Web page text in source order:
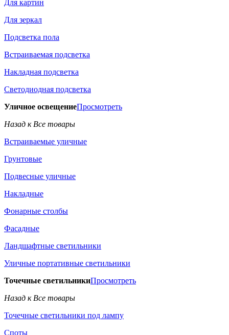
Для картин
Для зеркал
Подсветка пола
Встраиваемая подсветка
Накладная подсветка
Светодиодная подсветка
Уличное освещениеПросмотреть
Назад к Все товары
Встраиваемые уличные
Грунтовые
Подвесные уличные
Накладные
Фонарные столбы
Фасадные
Ландшафтные светильники
Уличные портативные светильники
Точечные светильникиПросмотреть
Назад к Все товары
Точечные светильники под лампу
Споты